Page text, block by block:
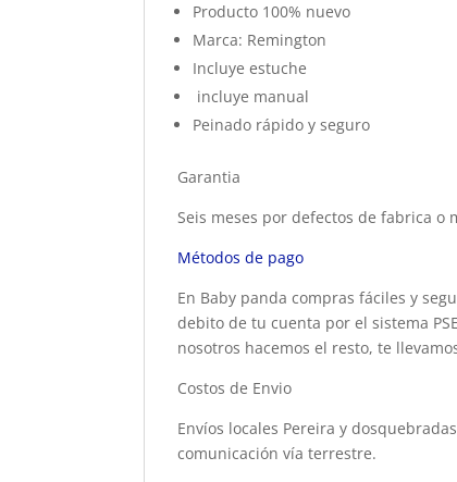
Producto 100% nuevo
Marca: Remington
Incluye estuche
incluye manual
Peinado rápido y seguro
Garantia
Seis meses por defectos de fabrica
Métodos de pago
En Baby panda compras fáciles y
debito de tu cuenta por el sistema
nosotros hacemos el resto, te
Costos de Envio
Envíos locales Pereira y
comunicación vía terrestre.